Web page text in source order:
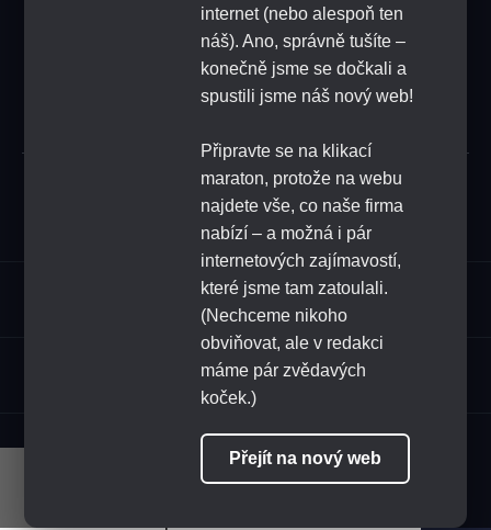
internet (nebo alespoň ten
náš). Ano, správně tušíte –
konečně jsme se dočkali a
spustili jsme náš nový web!
Připravte se na klikací
maraton, protože na webu
najdete vše, co naše firma
nabízí – a možná i pár
internetových zajímavostí,
které jsme tam zatoulali.
(Nechceme nikoho
obviňovat, ale v redakci
máme pár zvědavých
koček.)
Přejít na nový web
FEEDBACK
SUBSCRIBE
Submit
Assortment
HoReCa
FOLLOW US